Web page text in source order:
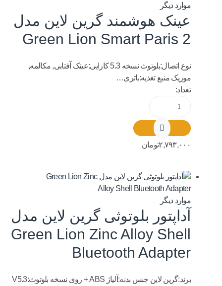
موارد دیگر
عینک هوشمند گرین لاین مدل
Green Lion Smart Paris 2
نوع اتصال:بلوتوث نسخه 5.3 کارایی:عینک آفتابی, مکالمه,
موزیک منبع تغذیه:باتری…
تعداد:
۲,۷۹۳,۰۰۰تومان
موارد دیگر
آداپتور بلوتوثی گرین لاین مدل
Green Lion Zinc Alloy Shell
Bluetooth Adapter
برند:گرین لاین جنس بدنه:آلیاژ ABS + روی نسخه بلوتوث:V5.3